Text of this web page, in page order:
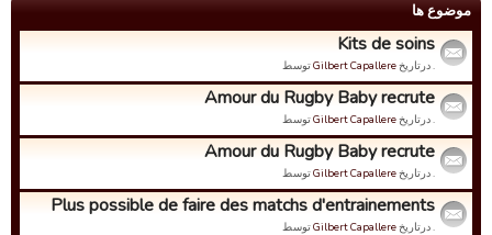
موضوع ها
Kits de soins
. درتاریخGilbert Capallereتوسط
Amour du Rugby Baby recrute
. درتاریخGilbert Capallereتوسط
Amour du Rugby Baby recrute
. درتاریخGilbert Capallereتوسط
Plus possible de faire des matchs d'entrainements
. درتاریخGilbert Capallereتوسط